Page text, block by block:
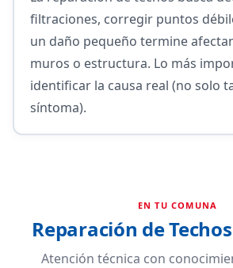
filtraciones, corregir puntos
un daño pequeño termine
muros o estructura. Lo más
identificar la causa real (no solo
síntoma).
EN TU COMUNA
Reparación de
Atención técnica con